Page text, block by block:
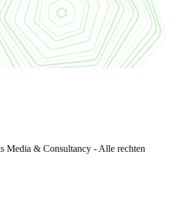
Media & Consultancy - Alle rechten